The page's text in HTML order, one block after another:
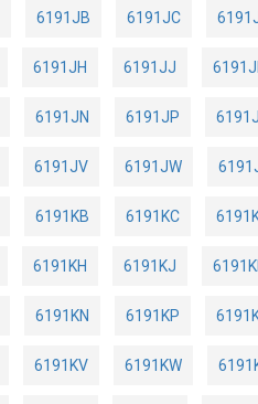
6191JB 6191JC
6191JH 6191JJ
6191JN 6191JP
6191JV 6191JW
6191KB 6191KC
6191KH 6191KJ
6191KN 6191KP
6191KV 6191KW